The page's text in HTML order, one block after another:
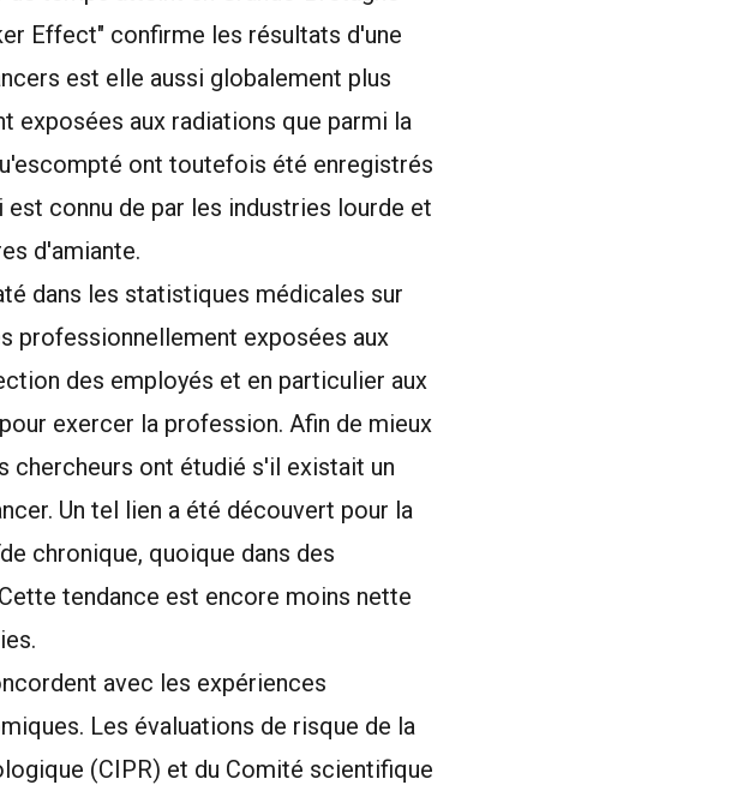
Effect" confirme les résultats d'une
est elle aussi globalement plus
exposées aux radiations que parmi la
ont toutefois été enregistrés
connu de par les industries lourde et
d'amiante.
dans les statistiques médicales sur
professionnellement exposées aux
des employés et en particulier aux
exercer la profession. Afin de mieux
chercheurs ont étudié s'il existait un
Un tel lien a été découvert pour la
chronique, quoique dans des
tendance est encore moins nette
avec les expériences
Les évaluations de risque de la
(CIPR) et du Comité scientifique